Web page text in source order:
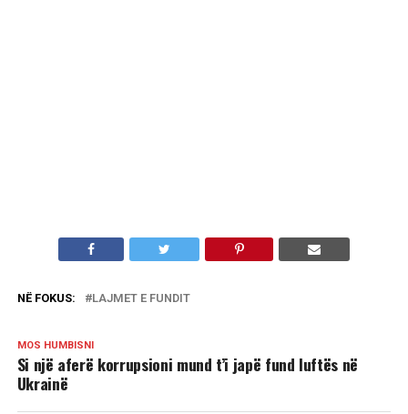
NË FOKUS: LAJMET E FUNDIT
MOS HUMBISNI
Si një aferë korrupsioni mund t’i japë fund luftës në
Ukrainë